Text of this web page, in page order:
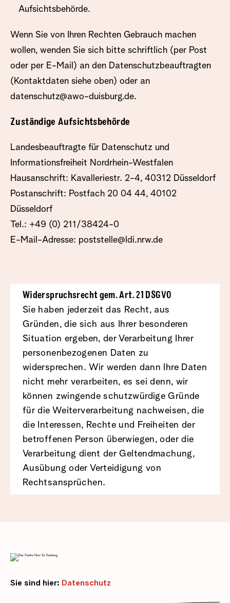
Aufsichtsbehörde.
Wenn Sie von Ihren Rechten Gebrauch machen
wollen, wenden Sie sich bitte schriftlich (per Post
oder per E-Mail) an den Datenschutzbeauftragten
(Kontaktdaten siehe oben) oder an
datenschutz@awo-duisburg.de.
Zuständige Aufsichtsbehörde
Landesbeauftragte für Datenschutz und
Informationsfreiheit Nordrhein-Westfalen
Hausanschrift: Kavalleriestr. 2-4, 40312 Düsseldorf
Postanschrift: Postfach 20 04 44, 40102
Düsseldorf
Tel.: +49 (0) 211/38424-0
E-Mail-Adresse: poststelle@ldi.nrw.de
Widerspruchsrecht gem. Art. 21 DSGVO
Sie haben jederzeit das Recht, aus
Gründen, die sich aus Ihrer besonderen
Situation ergeben, der Verarbeitung Ihrer
personenbezogenen Daten zu
widersprechen. Wir werden dann Ihre Daten
nicht mehr verarbeiten, es sei denn, wir
können zwingende schutzwürdige Gründe
für die Weiterverarbeitung nachweisen, die
die Interessen, Rechte und Freiheiten der
betroffenen Person überwiegen, oder die
Verarbeitung dient der Geltendmachung,
Ausübung oder Verteidigung von
Rechtsansprüchen.
Sie sind hier: Datenschutz